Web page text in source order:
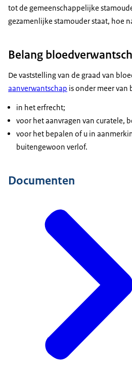
tot de gemeenschappelijke
gezamenlijke stamouder staat, hoe
Belang
De vaststelling van de graad van
aanverwantschap is onder meer van
in het erfrecht;
voor het aanvragen van curatele,
voor het bepalen of u in
buitengewoon verlof.
Documenten